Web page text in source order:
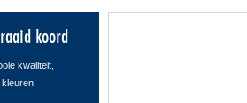
koord
kwaliteit,